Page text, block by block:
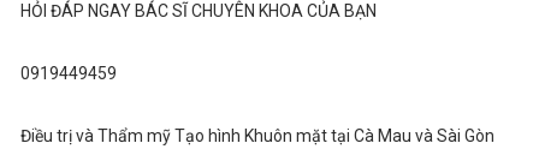
HỎI ĐÁP NGAY BÁC SĨ CHUYÊN KHOA CỦA BẠN
0919449459
Điều trị và Thẩm mỹ Tạo hình Khuôn mặt tại Cà Mau và Sài Gòn